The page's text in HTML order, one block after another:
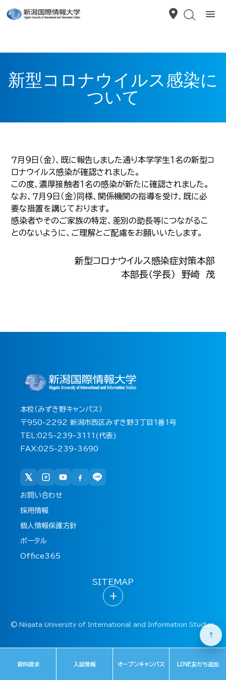
新型コロナウイルス感染に
ついて
７月９日（金）、既に報告しました通り本学学生１名の新型コ
ロナウイルス感染が確認されました。
この度、濃厚接触者１名の感染が新たに確認されました。
なお、７月９日（金）同様、関係機関の指導を受け、既に必
要な措置を講じております。
感染者やそのご家族の特定、差別の助長等につながるこ
とのないように、ご理解とご配慮をお願いいたします。
新型コロナウイルス感染症対策本部
本部長（学長） 野崎 茂
本校（みずき野キャンパス）
〒950-2292 新潟市西区みずき野3丁目1番1号
TEL:025-239-3111(代表)
FAX:025-239-3690
お問い合わせ
採用情報
個人情報保護方針
ポータル
Office365
SITEMAP
+
©Niigata University of International and Information Studies.
↑
資料請求 入試情報 オープンキャンパス LINE友だち追加